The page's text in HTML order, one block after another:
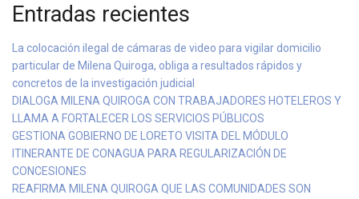
Entradas recientes
La colocación ilegal de cámaras de video para vigilar domicilio
particular de Milena Quiroga, obliga a resultados rápidos y
concretos de la investigación judicial
DIALOGA MILENA QUIROGA CON TRABAJADORES HOTELEROS Y
LLAMA A FORTALECER LOS SERVICIOS PÚBLICOS
GESTIONA GOBIERNO DE LORETO VISITA DEL MÓDULO
ITINERANTE DE CONAGUA PARA REGULARIZACIÓN DE
CONCESIONES
REAFIRMA MILENA QUIROGA QUE LAS COMUNIDADES SON